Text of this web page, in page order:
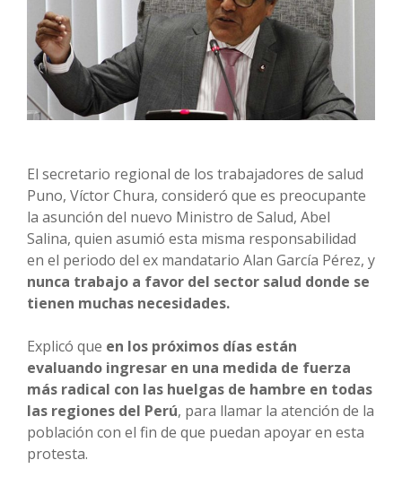
El secretario regional de los trabajadores de salud
Puno, Víctor Chura, consideró que es preocupante
la asunción del nuevo Ministro de Salud, Abel
Salina, quien asumió esta misma responsabilidad
en el periodo del ex mandatario Alan García Pérez, y
nunca trabajo a favor del sector salud donde se
tienen muchas necesidades.
Explicó que en los próximos días están
evaluando ingresar en una medida de fuerza
más radical con las huelgas de hambre en todas
las regiones del Perú, para llamar la atención de la
población con el fin de que puedan apoyar en esta
protesta.